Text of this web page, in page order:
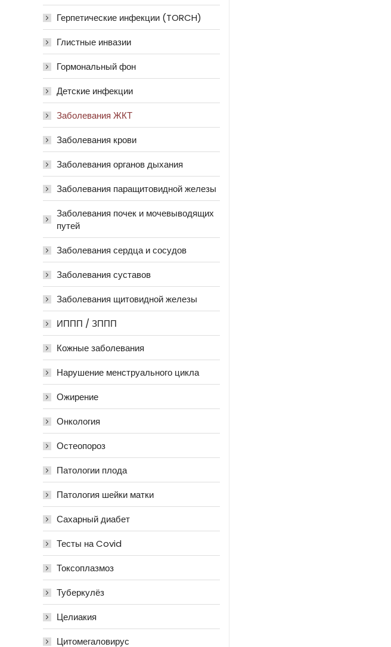
Герпетические инфекции (TORCH)
Глистные инвазии
Гормональный фон
Детские инфекции
Заболевания ЖКТ
Заболевания крови
Заболевания органов дыхания
Заболевания паращитовидной железы
Заболевания почек и мочевыводящих
путей
Заболевания сердца и сосудов
Заболевания суставов
Заболевания щитовидной железы
ИППП / ЗППП
Кожные заболевания
Нарушение менструального цикла
Ожирение
Онкология
Остеопороз
Патологии плода
Патология шейки матки
Сахарный диабет
Тесты на Covid
Токсоплазмоз
Туберкулёз
Целиакия
Цитомегаловирус